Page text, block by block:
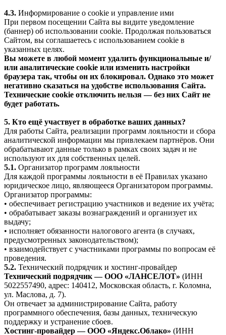
4.3. Информирование о cookie и управление ими
При первом посещении Сайта вы видите уведомление
(баннер) об использовании cookie. Продолжая пользоваться
Сайтом, вы соглашаетесь с использованием cookie в
указанных целях.
Вы можете в любой момент удалить функциональные и/
или аналитические cookie или изменить настройки
браузера так, чтобы он их блокировал. Однако это может
негативно сказаться на удобстве использования Сайта.
Технические cookie отключить нельзя — без них Сайт не
будет работать.
5. Кто ещё участвует в обработке ваших данных?
Для работы Сайта, реализации программ лояльности и сбора
аналитической информации мы привлекаем партнёров. Они
обрабатывают данные только в рамках своих задач и не
используют их для собственных целей.
5.1. Организатор программ лояльности
Для каждой программы лояльности в её Правилах указано
юридическое лицо, являющееся Организатором программы.
Организатор программы:
• обеспечивает регистрацию участников и ведение их учёта;
• обрабатывает заказы вознаграждений и организует их
выдачу;
• исполняет обязанности налогового агента (в случаях,
предусмотренных законодательством);
• взаимодействует с участниками программы по вопросам её
проведения.
5.2. Технический подрядчик и хостинг-провайдер
Технический подрядчик — ООО «ЛАНСЕЛОТ» (ИНН
5022557490, адрес: 140412, Московская область, г. Коломна,
ул. Маслова, д. 7).
Он отвечает за администрирование Сайта, работу
программного обеспечения, базы данных, техническую
поддержку и устранение сбоев.
Хостинг-провайдер — ООО «Яндекс.Облако» (ИНН